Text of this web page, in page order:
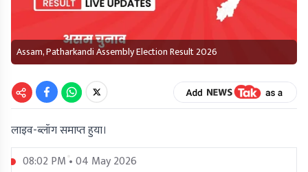
Assam, Patharkandi Assembly Election Result 2026
लाइव-ब्लॉग समाप्त हुया।
08:02 PM • 04 May 2026